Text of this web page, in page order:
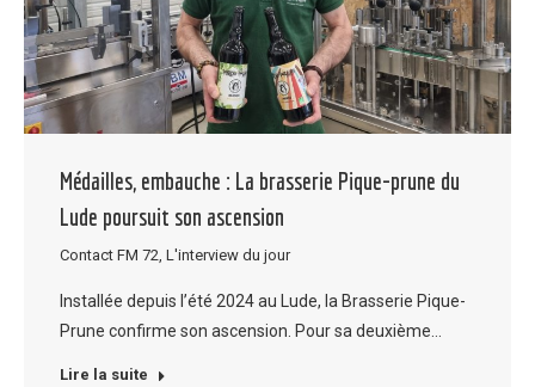
Médailles, embauche : La brasserie Pique-prune du
Lude poursuit son ascension
Contact FM 72 L'interview du jour
Installée depuis l’été 2024 au Lude, la Brasserie Pique-
Prune confirme son ascension. Pour sa deuxième…
Lire la suite